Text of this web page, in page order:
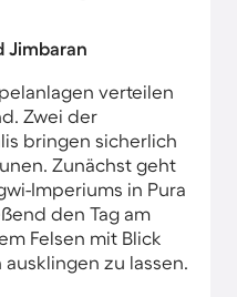
Jimbaran
verteilen
Zwei der
bringen sicherlich
Zunächst geht
Imperiums in Pura
den Tag am
Felsen mit Blick
zu lassen.